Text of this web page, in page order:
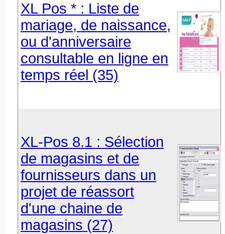
XL Pos * : Liste de
mariage, de naissance,
ou d'anniversaire
consultable en ligne en
temps réel (35)
XL-Pos 8.1 : Sélection
de magasins et de
fournisseurs dans un
projet de réassort
d'une chaine de
magasins (27)